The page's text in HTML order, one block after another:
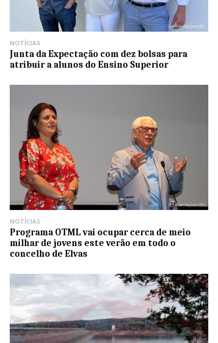
NOTÍCIAS
Junta da Expectação com dez bolsas para
atribuir a alunos do Ensino Superior
NOTÍCIAS
Programa OTML vai ocupar cerca de meio
milhar de jovens este verão em todo o
concelho de Elvas